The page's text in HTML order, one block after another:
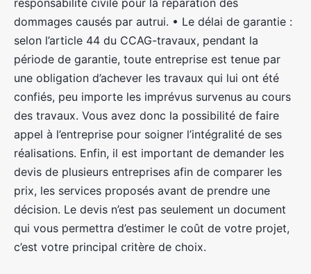
responsabilité civile pour la réparation des
dommages causés par autrui. • Le délai de garantie :
selon l’article 44 du CCAG-travaux, pendant la
période de garantie, toute entreprise est tenue par
une obligation d’achever les travaux qui lui ont été
confiés, peu importe les imprévus survenus au cours
des travaux. Vous avez donc la possibilité de faire
appel à l’entreprise pour soigner l’intégralité de ses
réalisations. Enfin, il est important de demander les
devis de plusieurs entreprises afin de comparer les
prix, les services proposés avant de prendre une
décision. Le devis n’est pas seulement un document
qui vous permettra d’estimer le coût de votre projet,
c’est votre principal critère de choix.